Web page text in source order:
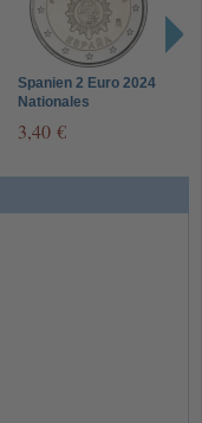
Spanien 2 Euro 2024
Nationales
3,40 €